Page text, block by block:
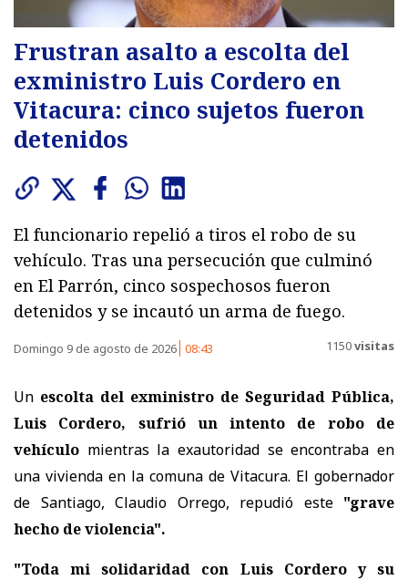
Frustran asalto a escolta del
exministro Luis Cordero en
Vitacura: cinco sujetos fueron
detenidos
El funcionario repelió a tiros el robo de su
vehículo. Tras una persecución que culminó
en El Parrón, cinco sospechosos fueron
detenidos y se incautó un arma de fuego.
Domingo 9 de agosto de 2026 08:43 1150visitas
Un escolta del exministro de Seguridad Pública,
Luis Cordero, sufrió un intento de robo de
vehículo mientras la exautoridad se encontraba en
una vivienda en la comuna de Vitacura. El gobernador
de Santiago, Claudio Orrego, repudió este"grave
hecho de violencia".
"Toda mi solidaridad con Luis Cordero y su